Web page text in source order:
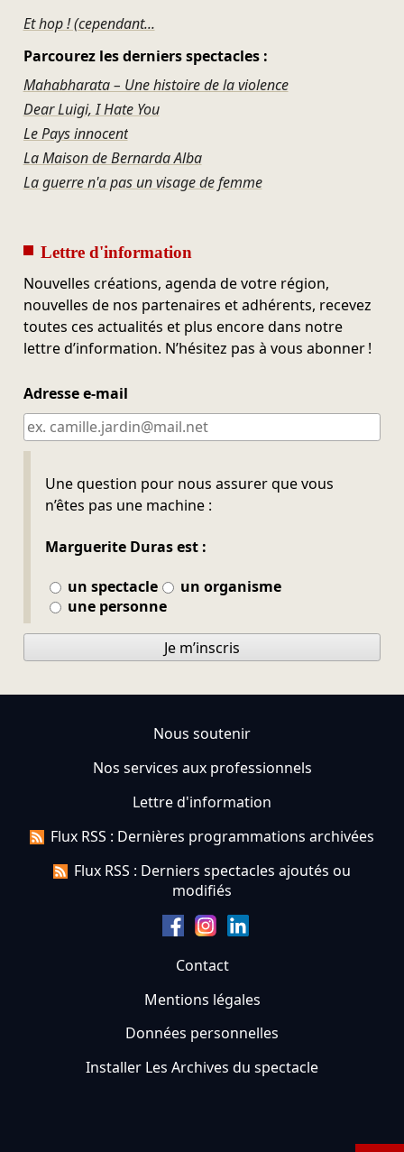
Et hop ! (cependant...
Parcourez les derniers spectacles :
Mahabharata – Une histoire de la violence
Dear Luigi, I Hate You
Le Pays innocent
La Maison de Bernarda Alba
La guerre n'a pas un visage de femme
Lettre d'information
Nouvelles créations, agenda de votre région,
nouvelles de nos partenaires et adhérents, recevez
toutes ces actualités et plus encore dans notre
lettre d’information. N’hésitez pas à vous abonner !
Adresse e-mail
Une question pour nous assurer que vous
n’êtes pas une machine :
Marguerite Duras est :
un spectacle
un organisme
une personne
Ne pas remplir
Je m’inscris
Nous soutenir
Nos services aux professionnels
Lettre d'information
Flux RSS : Dernières programmations archivées
Flux RSS : Derniers spectacles ajoutés ou
modifiés
Contact
Mentions légales
Données personnelles
Installer Les Archives du spectacle